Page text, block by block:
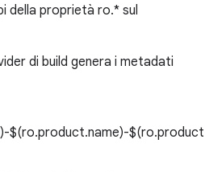
della proprietà ro.* sul
di build genera i metadati
$(ro.product.name)-